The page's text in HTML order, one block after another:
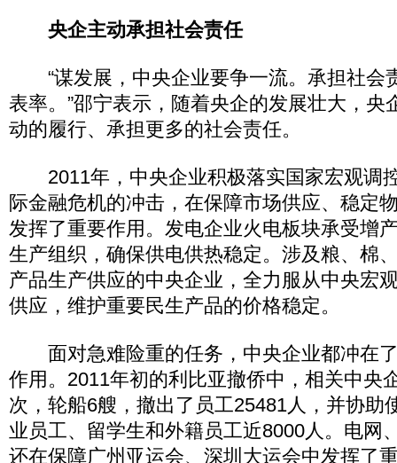
央企主动承担社会责任
“谋发展，中央企业要争一流。承担社会
表率。”邵宁表示，随着央企的发展壮大，央
动的履行、承担更多的社会责任。
2011年，中央企业积极落实国家宏观调
际金融危机的冲击，在保障市场供应、稳定
发挥了重要作用。发电企业火电板块承受增
生产组织，确保供电供热稳定。涉及粮、棉
产品生产供应的中央企业，全力服从中央宏
供应，维护重要民生产品的价格稳定。
面对急难险重的任务，中央企业都冲在
作用。2011年初的利比亚撤侨中，相关中央
次，轮船6艘，撤出了员工25481人，并协助
业员工、留学生和外籍员工近8000人。电网
还在保障广州亚运会、深圳大运会中发挥了